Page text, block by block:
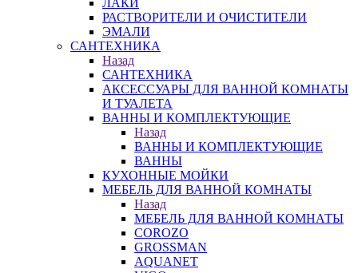
ЛАКИ
РАСТВОРИТЕЛИ И ОЧИСТИТЕЛИ
ЭМАЛИ
САНТЕХНИКА
Назад
САНТЕХНИКА
АКСЕССУАРЫ ДЛЯ ВАННОЙ КОМНАТЫ
И ТУАЛЕТА
ВАННЫ И КОМПЛЕКТУЮЩИЕ
Назад
ВАННЫ И КОМПЛЕКТУЮЩИЕ
ВАННЫ
КУХОННЫЕ МОЙКИ
МЕБЕЛЬ ДЛЯ ВАННОЙ КОМНАТЫ
Назад
МЕБЕЛЬ ДЛЯ ВАННОЙ КОМНАТЫ
COROZO
GROSSMAN
AQUANET